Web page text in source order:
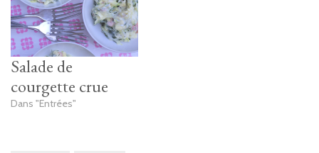
Salade de
courgette crue
Dans "Entrées"